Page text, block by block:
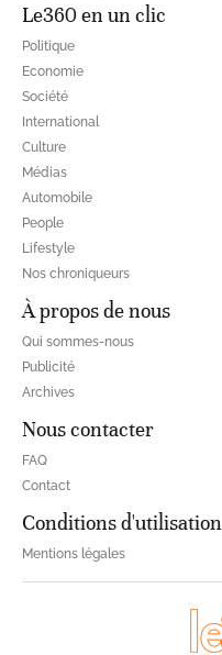
Le360 en un clic
Politique
Economie
Société
International
Culture
Médias
Automobile
People
Lifestyle
Nos chroniqueurs
À propos de nous
Qui sommes-nous
Publicité
Archives
Nous contacter
FAQ
Contact
Conditions d'utilisation
Mentions légales